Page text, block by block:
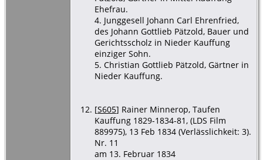
Ehefrau.
4. Junggesell Johann Carl Ehrenfried,
des Johann Gottlieb Pätzold, Bauer und
Gerichtsscholz in Nieder Kauffung
einziger Sohn.
5. Christian Gottlieb Pätzold, Gärtner in
Nieder Kauffung.
[S605] Rainer Minnerop, Taufen
Kauffung 1829-1834-81, (LDS Film
889975), 13 Feb 1834 (Verlässlichkeit: 3).
Nr. 11
am 13. Februar 1834